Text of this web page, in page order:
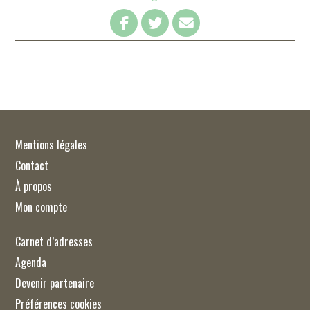
Mentions légales
Contact
À propos
Mon compte
Carnet d’adresses
Agenda
Devenir partenaire
Préférences cookies